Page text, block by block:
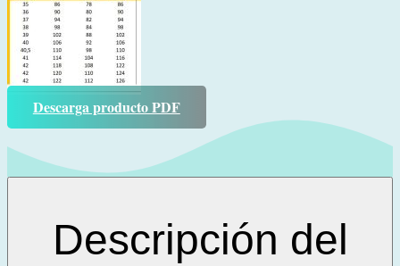
Descarga producto PDF
Descripción del